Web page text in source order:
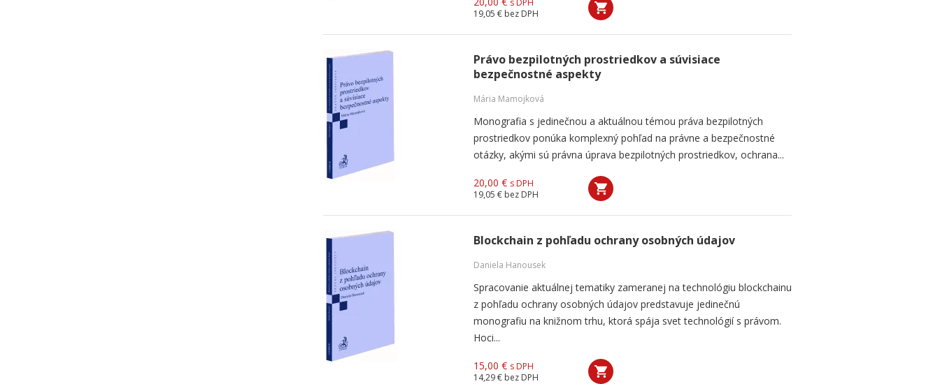
s DPH
19,05 € bez DPH
Právo bezpilotných prostriedkov a súvisiace
bezpečnostné aspekty
Mária Mamojková
Monografia s jedinečnou a aktuálnou témou práva bezpilotných
prostriedkov ponúka komplexný pohľad na právne a bezpečnostné
otázky, akými sú právna úprava bezpilotných prostriedkov, ochrana...
20,00 € s DPH
19,05 € bez DPH
Blockchain z pohľadu ochrany osobných údajov
Daniela Hanousek
Spracovanie aktuálnej tematiky zameranej na technológiu blockchainu
z pohľadu ochrany osobných údajov predstavuje jedinečnú
monografiu na knižnom trhu, ktorá spája svet technológií s právom.
Hoci...
15,00 € s DPH
14,29 € bez DPH